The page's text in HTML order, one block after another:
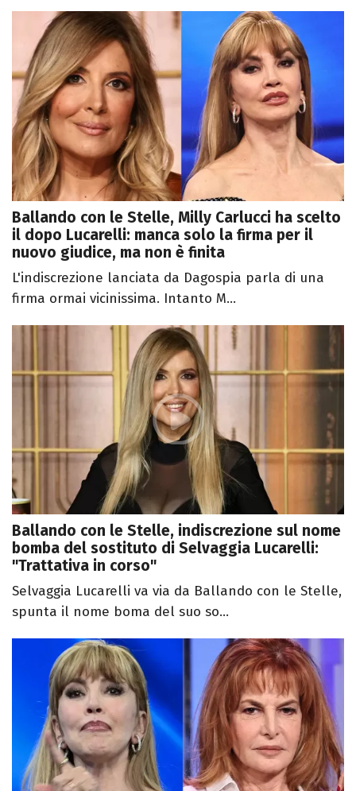
Ballando con le Stelle, Milly Carlucci ha scelto
il dopo Lucarelli: manca solo la firma per il
nuovo giudice, ma non è finita
L'indiscrezione lanciata da Dagospia parla di una
firma ormai vicinissima. Intanto M...
Ballando con le Stelle, indiscrezione sul nome
bomba del sostituto di Selvaggia Lucarelli:
"Trattativa in corso"
Selvaggia Lucarelli va via da Ballando con le Stelle,
spunta il nome boma del suo so...